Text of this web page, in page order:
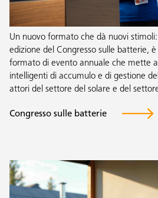
Un nuovo formato che dà nuovi
edizione del Congresso sulle batterie,
formato di evento annuale che mette
intelligenti di accumulo e di gestione
attori del settore del solare e del
Congresso sulle batterie